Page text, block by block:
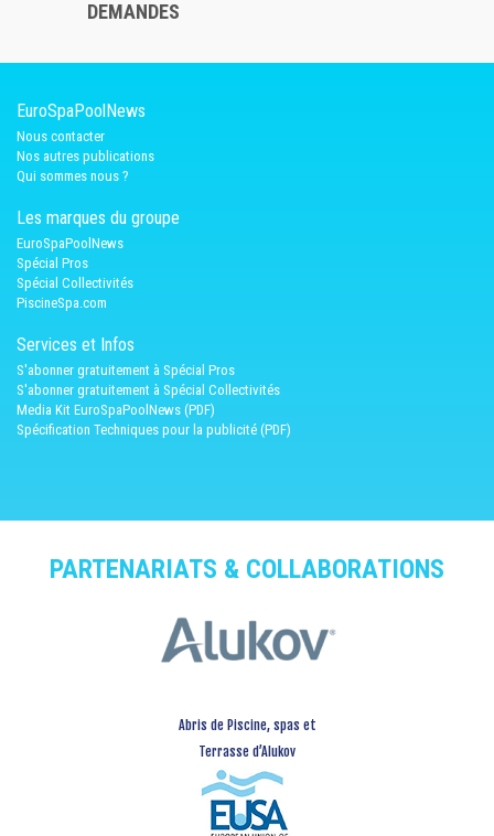
DEMANDES
EuroSpaPoolNews
Nous contacter
Nos autres publications
Qui sommes nous ?
Les marques du groupe
EuroSpaPoolNews
Spécial Pros
Spécial Collectivités
PiscineSpa.com
Services et Infos
S'abonner gratuitement à Spécial Pros
S'abonner gratuitement à Spécial Collectivités
Media Kit EuroSpaPoolNews (PDF)
Spécification Techniques pour la publicité (PDF)
PARTENARIATS & COLLABORATIONS
Abris de Piscine, spas et
Terrasse d’Alukov